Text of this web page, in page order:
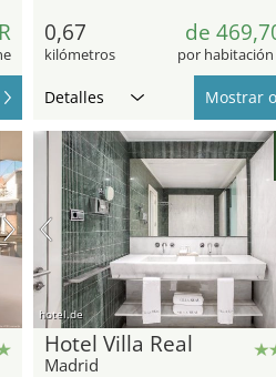
0,67
kilómetros
de
por
Detalles Mostrar
hotel.de
Hotel Villa Real
Madrid